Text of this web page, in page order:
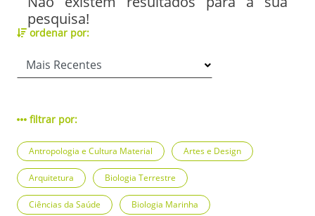
pesquisa!
ordenar por:
filtrar por:
Antropologia e Cultura Material Artes e Design
Arquitetura Biologia Terrestre
Ciências da Saúde Biologia Marinha